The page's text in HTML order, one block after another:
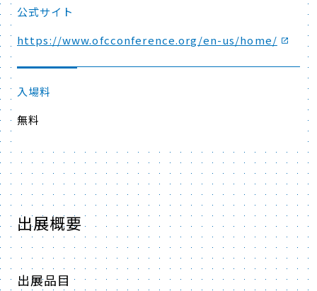
公式サイト
https://www.ofcconference.org/en-us/home/
入場料
無料
出展概要
出展品目